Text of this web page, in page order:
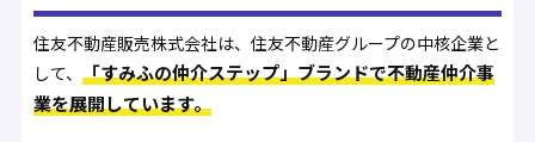
住友不動産販売株式会社は、住友不動産グループの中核企業と
して、 「すみふの仲介ステップ」ブランドで不動産仲介事
業を展開しています。